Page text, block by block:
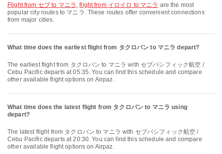
flight from セブ to マニラ ,flight from イロイロ to マニラ are the most
popular city routes to マニラ. These routes offer convenient connections
from major cities.
What time does the earliest flight from タクロバン to マニラ depart?
The earliest flight from タクロバン to マニラ with セブパシフィック航空 /
Cebu Pacific departs at 05:35. You can find this schedule and compare
other available flight options on Airpaz.
What time does the latest flight from タクロバン to マニラ using
depart?
The latest flight from タクロバン to マニラ with セブパシフィック航空 /
Cebu Pacific departs at 20:30. You can find this schedule and compare
other available flight options on Airpaz.